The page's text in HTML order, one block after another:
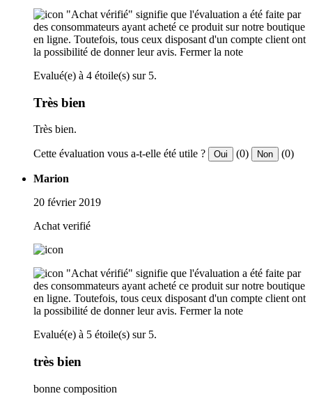
"Achat vérifié" signifie que l'évaluation a été faite par
des consommateurs ayant acheté ce produit sur notre boutique
en ligne. Toutefois, tous ceux disposant d'un compte client ont
la possibilité de donner leur avis. Fermer la note
Evalué(e) à 4 étoile(s) sur 5.
Très bien
Très bien.
Cette évaluation vous a-t-elle été utile ? Oui (0) Non (0)
Marion
20 février 2019
Achat verifié
"Achat vérifié" signifie que l'évaluation a été faite par
des consommateurs ayant acheté ce produit sur notre boutique
en ligne. Toutefois, tous ceux disposant d'un compte client ont
la possibilité de donner leur avis. Fermer la note
Evalué(e) à 5 étoile(s) sur 5.
très bien
bonne composition